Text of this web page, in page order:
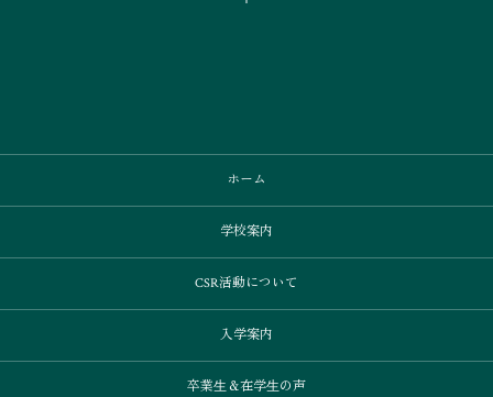
ホーム
学校案内
CSR活動について
入学案内
卒業⽣＆在学⽣の声